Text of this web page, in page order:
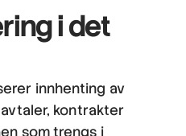
i det
innhenting av
kontrakter
som trengs i